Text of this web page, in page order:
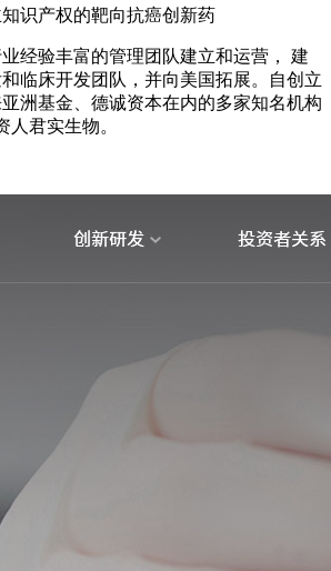
识产权的靶向抗癌创新药
经验丰富的管理团队建立和运营， 建
临床开发团队，并向美国拓展。自创立
洲基金、德诚资本在内的多家知名机构
人君实生物。